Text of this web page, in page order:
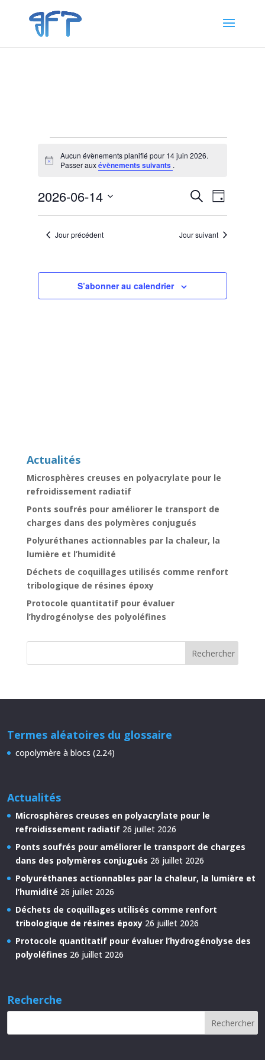
Évènements
for
juin
2026
Notice
Aucun évènements planifié pour 14 juin 2026.
Passer auxévènements suivants .
Recherche
et
de
Recherche
de
vues
Jour
2026-06-14
date.Jour précédent Jour suivant
S’abonner au calendrier
Actualités
Microsphères creuses en polyacrylate pour le
refroidissement radiatif
Ponts soufrés pour améliorer le transport de
charges dans des polymères conjugués
Polyuréthanes actionnables par la chaleur, la
lumière et l’humidité
Déchets de coquillages utilisés comme renfort
tribologique de résines époxy
Protocole quantitatif pour évaluer
l’hydrogénolyse des polyoléfines
Termes aléatoires du glossaire
copolymère à blocs (2.24)
Actualités
Microsphères creuses en polyacrylate pour le
refroidissement radiatif 26 juillet 2026
Ponts soufrés pour améliorer le transport de charges
dans des polymères conjugués 26 juillet 2026
Polyuréthanes actionnables par la chaleur, la lumière et
l’humidité 26 juillet 2026
Déchets de coquillages utilisés comme renfort
tribologique de résines époxy 26 juillet 2026
Protocole quantitatif pour évaluer l’hydrogénolyse des
polyoléfines 26 juillet 2026
Recherche